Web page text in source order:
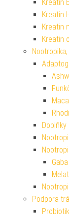
Kreatin
Kreatin
Kreatin
Kreatin
Maca
Gaba
Podpora